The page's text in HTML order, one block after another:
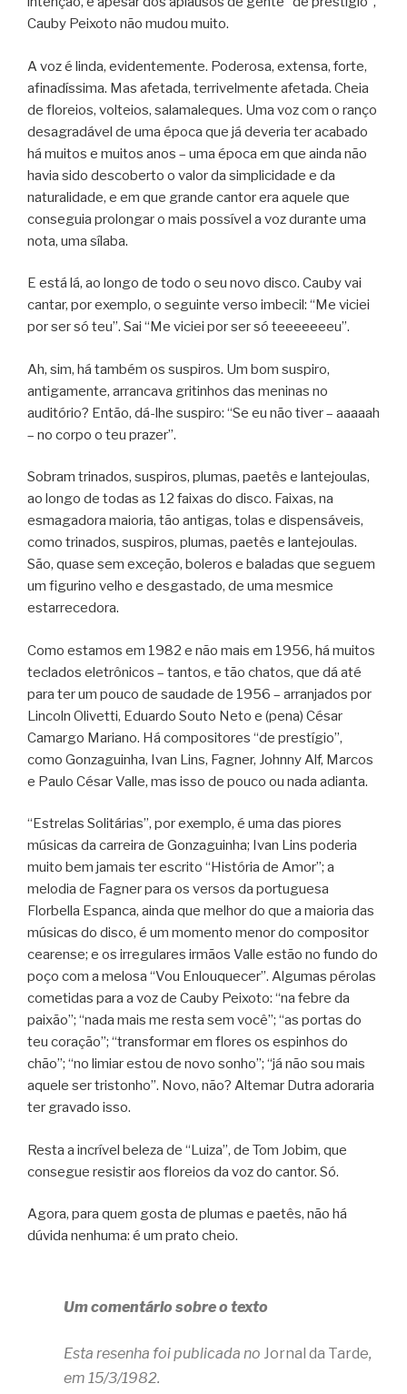
Cauby Peixoto não mudou muito.
A voz é linda, evidentemente. Poderosa, extensa, forte,
afinadíssima. Mas afetada, terrivelmente afetada. Cheia
de floreios, volteios, salamaleques. Uma voz com o ranço
desagradável de uma época que já deveria ter acabado
há muitos e muitos anos – uma época em que ainda não
havia sido descoberto o valor da simplicidade e da
naturalidade, e em que grande cantor era aquele que
conseguia prolongar o mais possível a voz durante uma
nota, uma sílaba.
E está lá, ao longo de todo o seu novo disco. Cauby vai
cantar, por exemplo, o seguinte verso imbecil: “Me viciei
por ser só teu”. Sai “Me viciei por ser só teeeeeeeu”.
Ah, sim, há também os suspiros. Um bom suspiro,
antigamente, arrancava gritinhos das meninas no
auditório? Então, dá-lhe suspiro: “Se eu não tiver – aaaaah
– no corpo o teu prazer”.
Sobram trinados, suspiros, plumas, paetês e lantejoulas,
ao longo de todas as 12 faixas do disco. Faixas, na
esmagadora maioria, tão antigas, tolas e dispensáveis,
como trinados, suspiros, plumas, paetês e lantejoulas.
São, quase sem exceção, boleros e baladas que seguem
um figurino velho e desgastado, de uma mesmice
estarrecedora.
Como estamos em 1982 e não mais em 1956, há muitos
teclados eletrônicos – tantos, e tão chatos, que dá até
para ter um pouco de saudade de 1956 – arranjados por
Lincoln Olivetti, Eduardo Souto Neto e (pena) César
Camargo Mariano. Há compositores “de prestígio”,
como Gonzaguinha, Ivan Lins, Fagner, Johnny Alf, Marcos
e Paulo César Valle, mas isso de pouco ou nada adianta.
“Estrelas Solitárias”, por exemplo, é uma das piores
músicas da carreira de Gonzaguinha; Ivan Lins poderia
muito bem jamais ter escrito “História de Amor”; a
melodia de Fagner para os versos da portuguesa
Florbella Espanca, ainda que melhor do que a maioria das
músicas do disco, é um momento menor do compositor
cearense; e os irregulares irmãos Valle estão no fundo do
poço com a melosa “Vou Enlouquecer”. Algumas pérolas
cometidas para a voz de Cauby Peixoto: “na febre da
paixão”; “nada mais me resta sem você”; “as portas do
teu coração”; “transformar em flores os espinhos do
chão”; “no limiar estou de novo sonho”; “já não sou mais
aquele ser tristonho”. Novo, não? Altemar Dutra adoraria
ter gravado isso.
Resta a incrível beleza de “Luiza”, de Tom Jobim, que
consegue resistir aos floreios da voz do cantor. Só.
Agora, para quem gosta de plumas e paetês, não há
dúvida nenhuma: é um prato cheio.
Um comentário sobre o texto
Esta resenha foi publicada no Jornal da Tarde,
em 15/3/1982.